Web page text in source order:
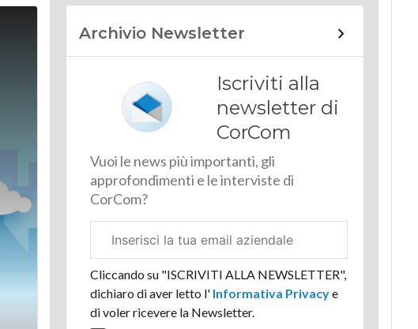
Archivio Newsletter
Iscriviti alla
newsletter di
CorCom
Vuoi le news più importanti, gli
approfondimenti e le interviste di
CorCom?
aziendale
Cliccando su "ISCRIVITI ALLA NEWSLETTER",
dichiaro di aver letto l'Informativa Privacye
di voler ricevere la Newsletter.